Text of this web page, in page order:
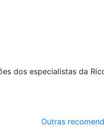
dos especialistas da
Outras